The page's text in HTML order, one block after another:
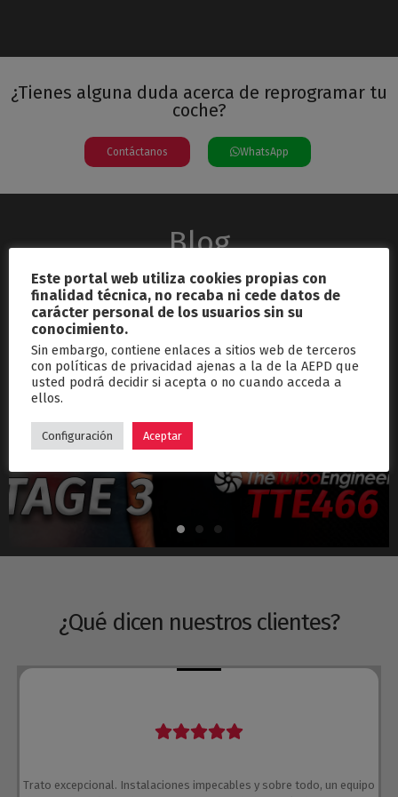
¿Tienes alguna duda acerca de reprogramar tu
coche?
Contáctanos WhatsApp
Blog
septiembre 26, 2024
Hyundai i30N Stage 3 – Turbo TTE466
¿Qué dicen nuestros clientes?
Trato excepcional. Instalaciones impecables y sobre todo, un equipo
Este portal web utiliza cookies propias con
finalidad técnica, no recaba ni cede datos de
carácter personal de los usuarios sin su
conocimiento.
Sin embargo, contiene enlaces a sitios web de terceros
con políticas de privacidad ajenas a la de la AEPD que
usted podrá decidir si acepta o no cuando acceda a
ellos.
Configuración Aceptar